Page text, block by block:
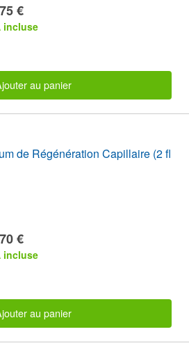
€
incluse
au panier
de Régénération Capillaire (2 fl
€
incluse
au panier